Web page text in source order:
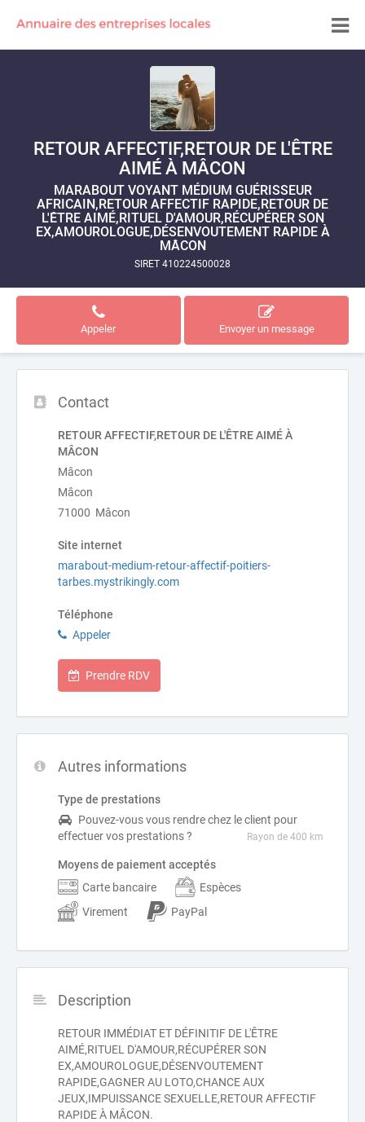
RETOUR AFFECTIF,RETOUR DE L'ÊTRE
AIMÉ À MÂCON
MARABOUT VOYANT MÉDIUM GUÉRISSEUR
AFRICAIN,RETOUR AFFECTIF RAPIDE,RETOUR DE
L'ÊTRE AIMÉ,RITUEL D'AMOUR,RÉCUPÉRER SON
EX,AMOUROLOGUE,DÉSENVOUTEMENT RAPIDE À
MÂCON
SIRET 410224500028
Appeler Envoyer un message
Contact
RETOUR AFFECTIF,RETOUR DE L'ÊTRE AIMÉ À
MÂCON
Mâcon
Mâcon
71000 Mâcon
Site internet
marabout-medium-retour-affectif-poitiers-
tarbes.mystrikingly.com
Téléphone
Appeler
Prendre RDV
Autres informations
Type de prestations
Pouvez-vous vous rendre chez le client pour
effectuer vos prestations ?
Rayon de 400 km
Moyens de paiement acceptés
Carte bancaire
Espèces
Virement
PayPal
Description
RETOUR IMMÉDIAT ET DÉFINITIF DE L'ÊTRE
AIMÉ,RITUEL D'AMOUR,RÉCUPÉRER SON
EX,AMOUROLOGUE,DÉSENVOUTEMENT
RAPIDE,GAGNER AU LOTO,CHANCE AUX
JEUX,IMPUISSANCE SEXUELLE,RETOUR AFFECTIF
RAPIDE À MÂCON.